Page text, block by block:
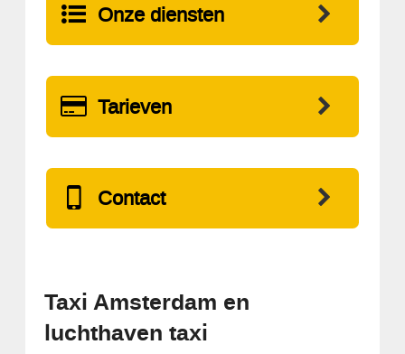
Onze diensten
Tarieven
Contact
Taxi Amsterdam en
luchthaven taxi